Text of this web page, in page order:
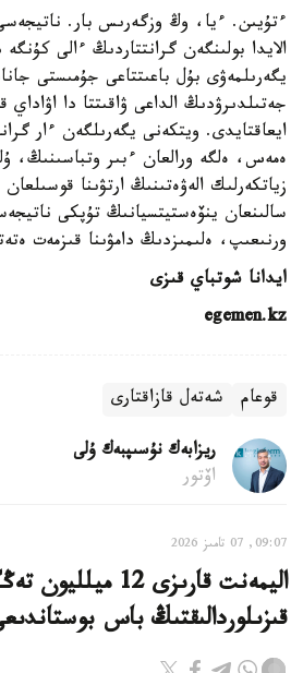
ءتۇيىن. ءيا، وڭ وزگەرىس بار.
الايدا بولىنگەن گرانتتاردىڭ ءالى
يگەرىلمەۋى بۇل باعىتتاعى جۇمىستى
جەتىلدىرۋدىڭ الداعى ۋاقىتتا دا
ايعاقتايدى. ويتكەنى يگەرىلگەن ءار
ەمەس، ەلگە ورالعان ءبىر وتباسىنىڭ،
زياتكەرلىك الەۋەتىنىڭ ارتۋىنا
سالىنعان ينۆەستيتسيانىڭ تۇپكى
ورنىعىپ، ەلىمىزدىڭ دامۋىنا قىزمەت
ايدانا شوتباي قىزى
egemen.kz
قوعام شەتەل قازاقتارى
ريزابەك نۇسىپبەك ۇلى
اۆتور
09:07, 07 تامىز 2026
اليمەنت قارىزى 12
قىزىلوردالىقتىڭ باس